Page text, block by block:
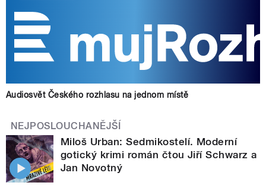
Audiosvět Českého rozhlasu na jednom místě
NEJPOSLOUCHANĚJŠÍ
Miloš Urban: Sedmikostelí. Moderní
gotický krimi román čtou Jiří Schwarz a
Jan Novotný